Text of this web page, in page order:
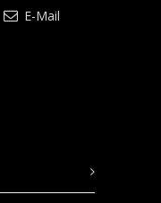
E-Mail